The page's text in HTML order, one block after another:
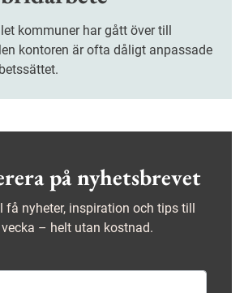
kontoren är ofta dåligt anpassade
på nyhetsbrevet
få nyheter, inspiration och tips till
– helt utan kostnad.